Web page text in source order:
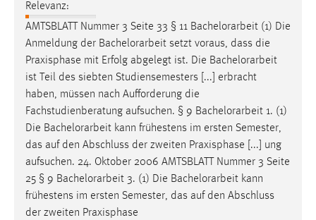
Relevanz:
AMTSBLATT Nummer 3 Seite 33 § 11 Bachelorarbeit (1) Die
Anmeldung der Bachelorarbeit setzt voraus, dass die
Praxisphase mit Erfolg abgelegt ist. Die Bachelorarbeit
ist Teil des siebten Studiensemesters [...] erbracht
haben, müssen nach Aufforderung die
Fachstudienberatung aufsuchen. § 9 Bachelorarbeit 1. (1)
Die Bachelorarbeit kann frühestens im ersten Semester,
das auf den Abschluss der zweiten Praxisphase [...] ung
aufsuchen. 24. Oktober 2006 AMTSBLATT Nummer 3 Seite
25 § 9 Bachelorarbeit 3. (1) Die Bachelorarbeit kann
frühestens im ersten Semester, das auf den Abschluss
der zweiten Praxisphase
Matomo
Name:
_pk_ref, _pk_cvar, _pk_id, _pk_ses
Zweck:
Cookie Laufzeit:
Max. 13 Monate
MARKETING